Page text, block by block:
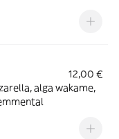
12,00 €
alga wakame,